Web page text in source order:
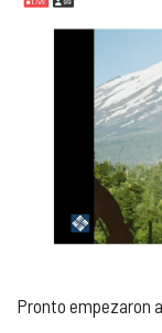
Pronto empezaron